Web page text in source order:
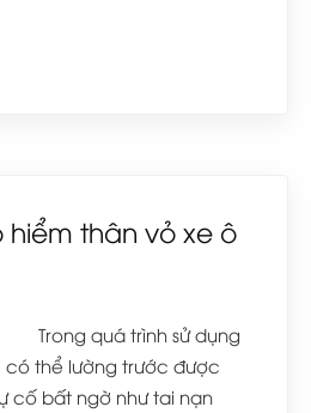
hiểm thân vỏ xe ô
Trong quá trình sử dụng
có thể lường trước được
cố bất ngờ như tai nạn